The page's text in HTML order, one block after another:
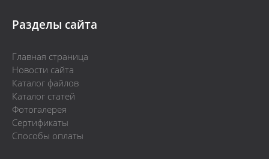
Разделы сайта
Главная страница
Новости сайта
Каталог файлов
Каталог статей
Фотогалерея
Сертификаты
Способы оплаты